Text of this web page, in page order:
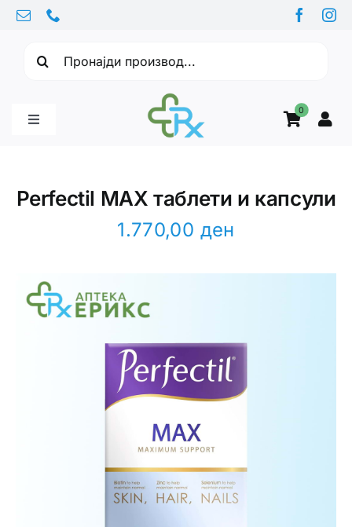
Skip
content
0
Toggle
Интимно здравје
Медицински апрати
Perfectil MAX таблети и капсули
1.770,00 ден